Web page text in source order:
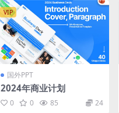
VIP
国外PPT
2024年商业计划
0 0 85 24